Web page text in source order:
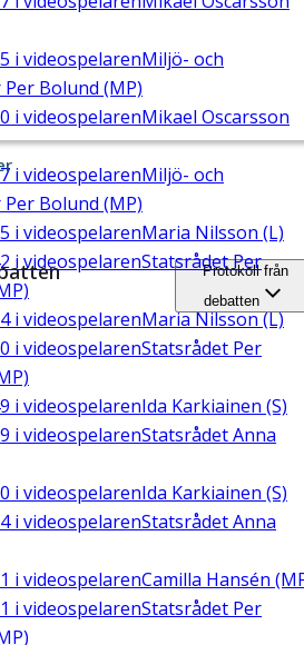
i videospelarenMiljö- och
Bolund (MP)
i videospelarenMikael Oscarsson
i videospelarenMiljö- och
Bolund (MP)
i videospelarenMaria Nilsson (L)
i videospelarenStatsrådet Per
i videospelarenMaria Nilsson (L)
i videospelarenStatsrådet Per
i videospelarenIda Karkiainen (S)
i videospelarenStatsrådet Anna
i videospelarenIda Karkiainen (S)
i videospelarenStatsrådet Anna
i videospelarenCamilla Hansén
i videospelarenStatsrådet Per
Protokoll från
debatten